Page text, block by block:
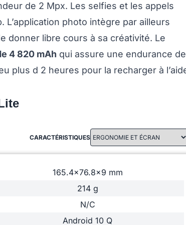
de 2 Mpx. Les selfies et les appels
photo intègre par ailleurs
donner libre cours à sa créativité. Le
4 820 mAh qui assure une endurance de
plus d 2 heures pour la recharger à
CARACTÉRISTIQUES
165.4x76.8x9 mm
214 g
N/C
Android 10 Q